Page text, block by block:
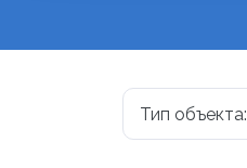
Тип объекта: